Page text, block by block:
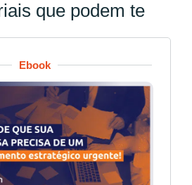
que podem te
Ebook